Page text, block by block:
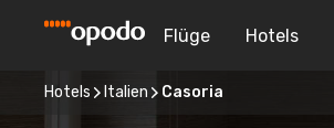
Flüge Hotels
Hotels Italien Casoria